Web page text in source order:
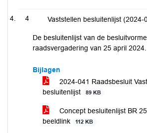
4 Vaststellen besluitenlijst (2024-
De besluitenlijst van de
raadsvergadering van 25 april 2024.
Bijlagen
2024-041 Raadsbesluit
besluitenlijst
89 KB
Concept besluitenlijst BR
beeldlink
112 KB